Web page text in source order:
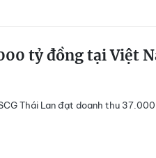
tỷ đồng tại Việt
Thái Lan đạt doanh thu